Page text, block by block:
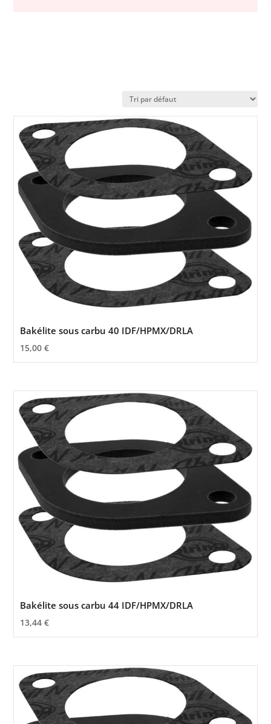
Bakélite sous carbu 40 IDF/HPMX/DRLA
15,00€
Bakélite sous carbu 44 IDF/HPMX/DRLA
13,44€